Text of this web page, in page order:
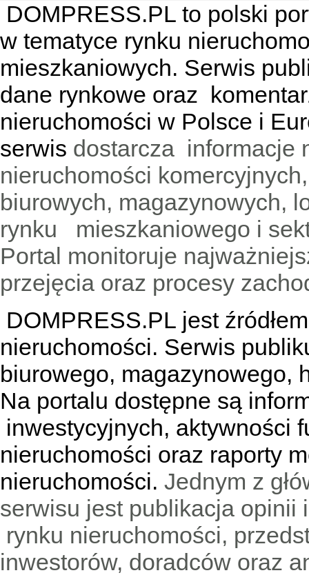
DOMPRESS.PL to polski
w tematyce rynku
mieszkaniowych. Serwis
dane rynkowe oraz
nieruchomości w Polsce i
serwis dostarcza informacje
nieruchomości
biurowych, magazynowych,
rynku mieszkaniowego i
Portal monitoruje
przejęcia oraz procesy
DOMPRESS.PL jest
nieruchomości. Serwis
biurowego, magazynowego,
Na portalu dostępne są
inwestycyjnych, aktywności
nieruchomości oraz raporty
nieruchomości. Jednym z
serwisu jest publikacja
rynku nieruchomości,
inwestorów, doradców oraz